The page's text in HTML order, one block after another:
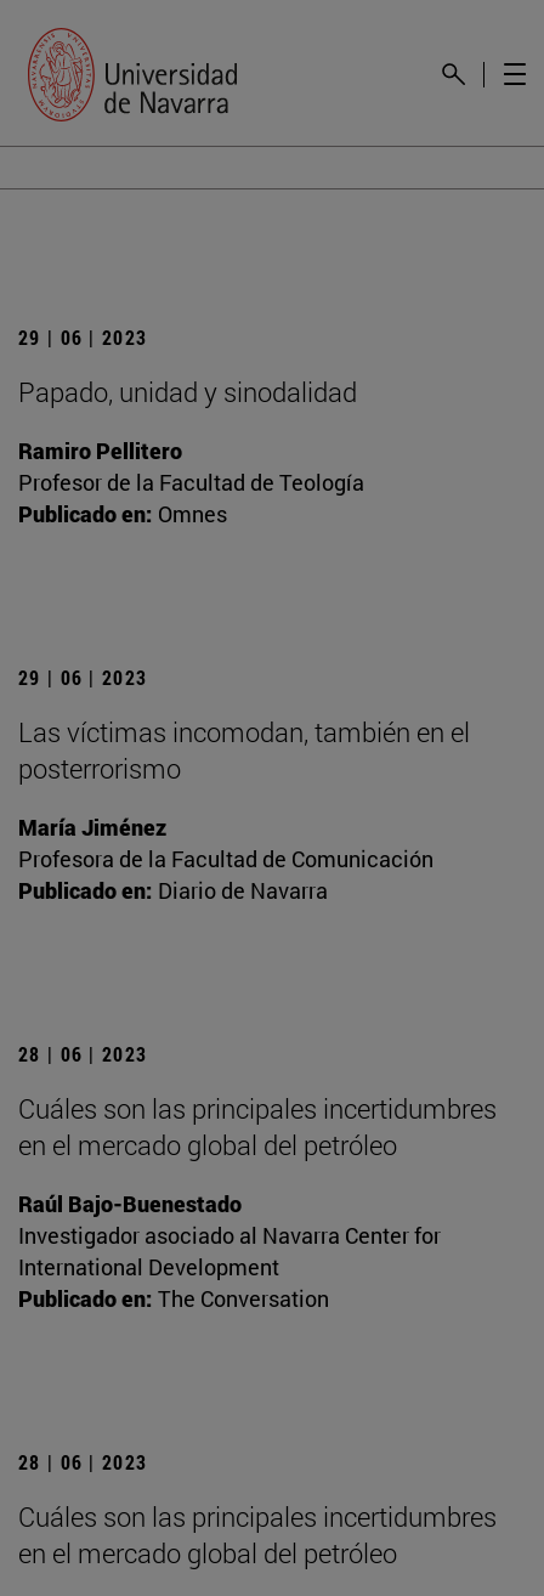
29 | 06 | 2023
Papado, unidad y sinodalidad
Ramiro Pellitero
Profesor de la Facultad de Teología
Publicado en: Omnes
29 | 06 | 2023
Las víctimas incomodan, también en el
posterrorismo
María Jiménez
Profesora de la Facultad de Comunicación
Publicado en: Diario de Navarra
28 | 06 | 2023
Cuáles son las principales incertidumbres
en el mercado global del petróleo
Raúl Bajo-Buenestado
Investigador asociado al Navarra Center for
International Development
Publicado en: The Conversation
28 | 06 | 2023
Cuáles son las principales incertidumbres
en el mercado global del petróleo